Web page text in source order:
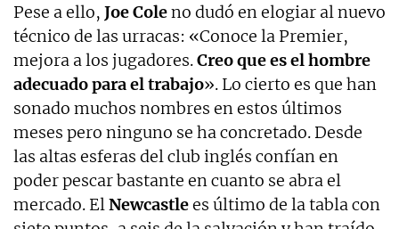
Pese a ello, Joe Coleno dudó en elogiar al nuevo
técnico de las urracas: «Conoce la Premier,
mejora a los jugadores.Creo que es el hombre
adecuado para el trabajo». Lo cierto es que han
sonado muchos nombres en estos últimos
meses pero ninguno se ha concretado. Desde
las altas esferas del club inglés confían en
poder pescar bastante en cuanto se abra el
mercado. ElNewcastlees último de la tabla con